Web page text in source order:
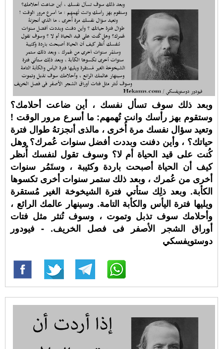
وبعد ذلك سوف تسأل نفسك ، أين ضاعت أحلامك؟
وستقوم بهز رأسك وانت تُهمهم: ما أسرع مرور الوقت !
وتعيد سؤال نفسك مرة أُخرى ، مالذى أنجزتهُ طوال فترة
حياتك؟ ، وأين دفنت وبددت أفضل سنوات عُمرك؟ وهل
كُنت على قيد الحياة أم لا؟ وسوف تقول لنفسك أُنظر
كيف أن الحياة أصبحت باردة وكئيبة ، وستَمُر سنوات
أخرى من عُمرك ، وبعد ذلك ستمر سنوات أخرى تكسوها
الكأبة. وبعد ذلِك ستأتي فترة الشيخوخة الغير مُستقرة
ويليها فترة اليأس والكأبة التامة. وسينهار عالمك الرائع ،
وأحلامك سوف تذبل وتموت ، وسوف تُنثر مثل فتات
أوراق الشجر الأصفر فى فصل الخريف. - فيودور
دوستويفسكي